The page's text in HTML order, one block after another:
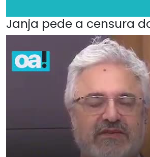
Janja pede a censura